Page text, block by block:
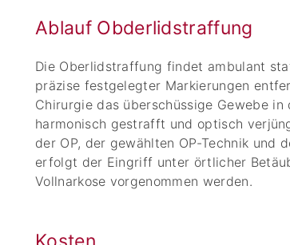
Ablauf Obderlidstraffung
Die Oberlidstraffung findet ambulant
präzise festgelegter Markierungen
Chirurgie das überschüssige Gewebe
harmonisch gestrafft und optisch
der OP, der gewählten OP-Technik und
erfolgt der Eingriff unter örtlicher
Vollnarkose vorgenommen werden.